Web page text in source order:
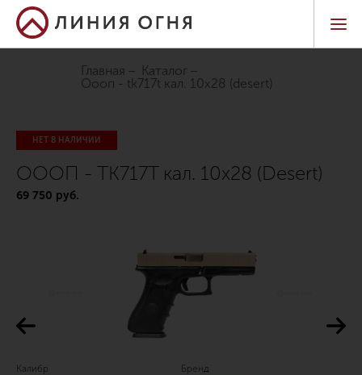
Главная
Каталог
оооп - tk717t кал. 10х28 (desert)
НЕТ В НАЛИЧИИ
ОООП - TK717T кал. 10х28 (Desert)
69 750 руб.
Калибр Бренд